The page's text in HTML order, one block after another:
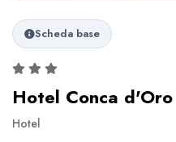
Scheda base
Hotel Conca d'Oro
Hotel